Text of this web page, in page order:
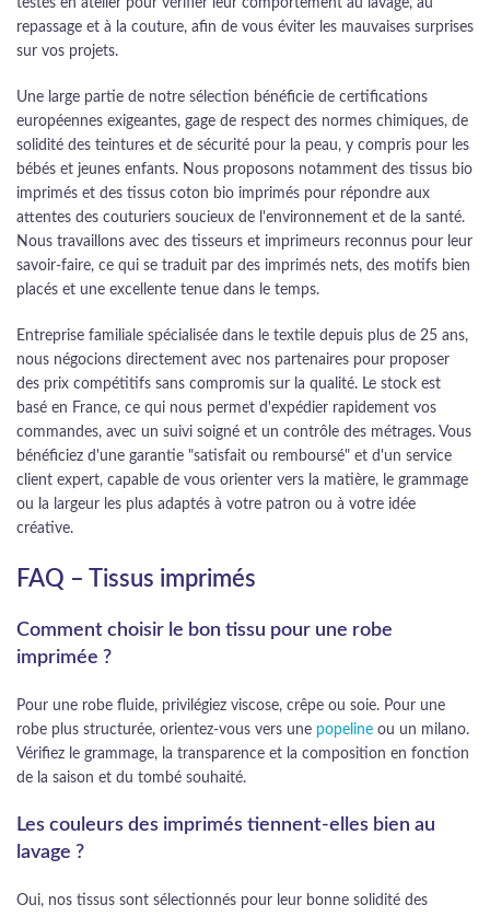
testés en atelier pour vérifier leur comportement au lavage, au
repassage et à la couture, afin de vous éviter les mauvaises surprises
sur vos projets.
Une large partie de notre sélection bénéficie de certifications
européennes exigeantes, gage de respect des normes chimiques, de
solidité des teintures et de sécurité pour la peau, y compris pour les
bébés et jeunes enfants. Nous proposons notamment des tissus bio
imprimés et des tissus coton bio imprimés pour répondre aux
attentes des couturiers soucieux de l'environnement et de la santé.
Nous travaillons avec des tisseurs et imprimeurs reconnus pour leur
savoir-faire, ce qui se traduit par des imprimés nets, des motifs bien
placés et une excellente tenue dans le temps.
Entreprise familiale spécialisée dans le textile depuis plus de 25 ans,
nous négocions directement avec nos partenaires pour proposer
des prix compétitifs sans compromis sur la qualité. Le stock est
basé en France, ce qui nous permet d'expédier rapidement vos
commandes, avec un suivi soigné et un contrôle des métrages. Vous
bénéficiez d'une garantie "satisfait ou remboursé" et d'un service
client expert, capable de vous orienter vers la matière, le grammage
ou la largeur les plus adaptés à votre patron ou à votre idée
créative.
FAQ – Tissus imprimés
Comment choisir le bon tissu pour une robe
imprimée ?
Pour une robe fluide, privilégiez viscose, crêpe ou soie. Pour une
robe plus structurée, orientez-vous vers une popeline ou un milano.
Vérifiez le grammage, la transparence et la composition en fonction
de la saison et du tombé souhaité.
Les couleurs des imprimés tiennent-elles bien au
lavage ?
Oui, nos tissus sont sélectionnés pour leur bonne solidité des